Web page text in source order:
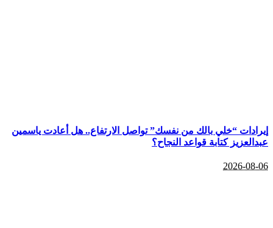
إيرادات “خلي بالك من نفسك” تواصل الارتفاع.. هل أعادت ياسمين
عبدالعزيز كتابة قواعد النجاح؟
2026-08-06